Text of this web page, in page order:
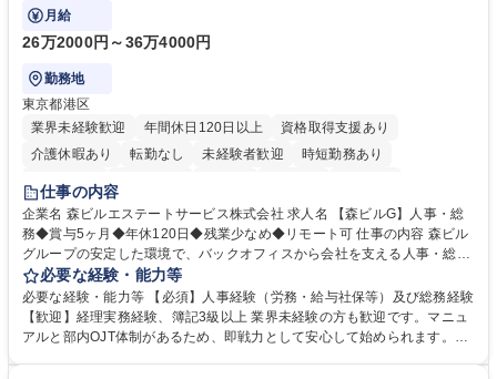
にも挑戦できる、やりがいある環境です。
月給
26万2000円～36万4000円
勤務地
東京都港区
業界未経験歓迎
年間休日120日以上
資格取得支援あり
介護休暇あり
転勤なし 未経験者歓迎
時短勤務あり
経験者歓迎
完全週休2日制
交通費支給 長期歓迎 駅近5分以内 土日祝休み
仕事の内容
企業名 森ビルエステートサービス株式会社 求人名 【森ビルG】人事・総
務◆賞与5ヶ月◆年休120日◆残業少なめ◆リモート可 仕事の内容 森ビル
グループの安定した環境で、バックオフィスから会社を支える人事・総務
をお任せします。 労務と総務の業務をバランスよく担当し、ゆくゆくは制
度改定などのコア業務にも挑戦できる、やりがいある環境です。 ■勤怠管
理、給与計算、社会保険手続き、年末調整等の労務管理全般 ■入退社手続
き、社内規定の改定や人事制度改定などのコア業務 ■社内イベントの企画
必要な経験・能力等
必要な経験・能力等 【必須】人事経験（労務・給与社保等）及び総務経験
【歓迎】経理実務経験、簿記3級以上 業界未経験の方も歓迎です。マニュ
アルと部内OJT体制があるため、即戦力として安心して始められます。